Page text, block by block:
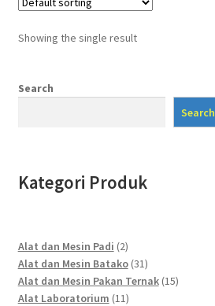
Showing the single result
Search
Search
Kategori Produk
Alat dan Mesin Padi 22
products
Alat dan Mesin Batako 3131
products
Alat dan Mesin Pakan Ternak 1515
Alat Laboratorium 1111